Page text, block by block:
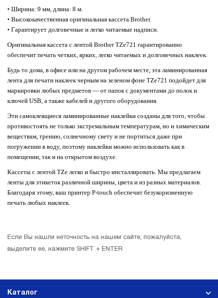
• Ширина: 9 мм, длина: 8 м.
• Высококачественная оригинальная кассета Brother.
• Гарантирует долговечные и легко читаемые надписи.
Оригинальная кассета с лентой Brother TZe721 гарантированно
обеспечит печать четких, ярких, легко читаемых и долговечных наклеек.
Будь то дома, в офисе или на другом рабочем месте, эта ламинированная
лента для печати наклеек черным на зеленом фоне TZe721 подойдет для
маркировки любых предметов — от папок с документами до полок и
ключей USB, а также кабелей и другого оборудования.
Эти самоклеящиеся ламинированные наклейки созданы для того, чтобы
противостоять не только экстремальным температурам, но и химическим
веществам, трению, солнечному свету и не портиться даже при
погружении в воду, поэтому наклейки можно использовать как в
помещении, так и на открытом воздухе.
Кассеты с лентой TZe легко и быстро инсталлировать. Мы предлагаем
ленты для этикеток различной ширины, цвета и из разных материалов.
Благодаря этому, ваш принтер P-touch обеспечит безукоризненную
печать любых наклеек.
Если Вы нашли неточность на нашем сайте, пожалуйста,
выделите ее, нажмите SHIFT + ENTER
Каталог